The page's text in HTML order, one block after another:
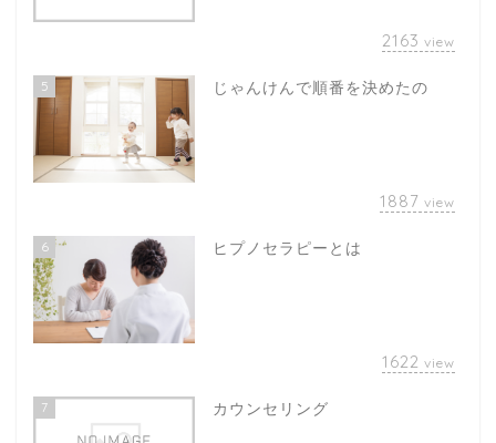
2163 view
5 じゃんけんで順番を決めたの
1887 view
6 ヒプノセラピーとは
1622 view
7 カウンセリング